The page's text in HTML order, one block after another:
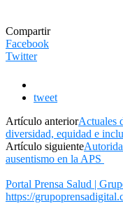
Compartir
Facebook
Twitter
tweet
Artículo anteriorActuales
diversidad, equidad e
Artículo siguiente
ausentismo en la APS
Portal Prensa Salud |
https://